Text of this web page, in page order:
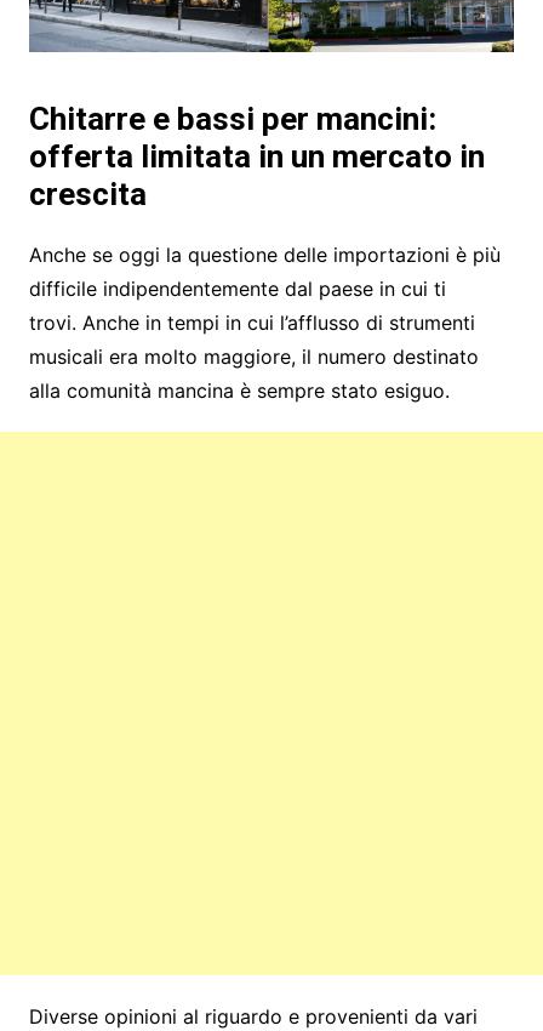
Chitarre e bassi per mancini:
offerta limitata in un mercato in
crescita
Anche se oggi la questione delle importazioni è più
difficile indipendentemente dal paese in cui ti
trovi. Anche in tempi in cui l’afflusso di strumenti
musicali era molto maggiore, il numero destinato
alla comunità mancina è sempre stato esiguo.
Diverse opinioni al riguardo e provenienti da vari